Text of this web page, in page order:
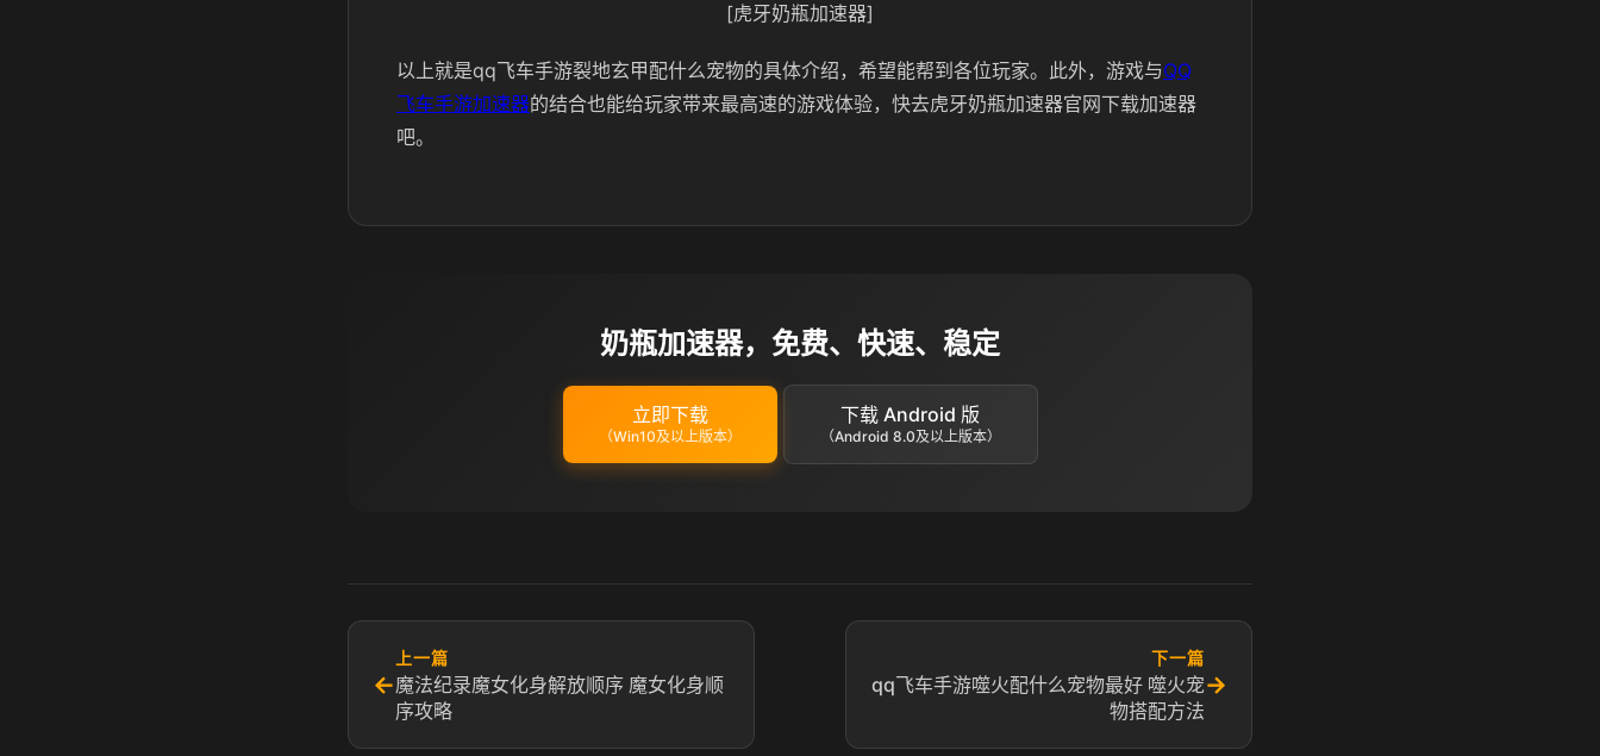
[虎牙奶瓶加速器]
以上就是qq飞车手游裂地玄甲配什么宠物的具体介绍，希望能帮到各位玩家。此外，游戏与QQ
飞车手游加速器的结合也能给玩家带来最高速的游戏体验，快去虎牙奶瓶加速器官网下载加速器
吧。
奶瓶加速器，免费、快速、稳定
立即下载
（Win10及以上版本）
下载 Android 版
（Android 8.0及以上版本）
←
上一篇
魔法纪录魔女化身解放顺序 魔女化身顺
序攻略
下一篇
qq飞车手游噬火配什么宠物最好 噬火宠
物搭配方法
→